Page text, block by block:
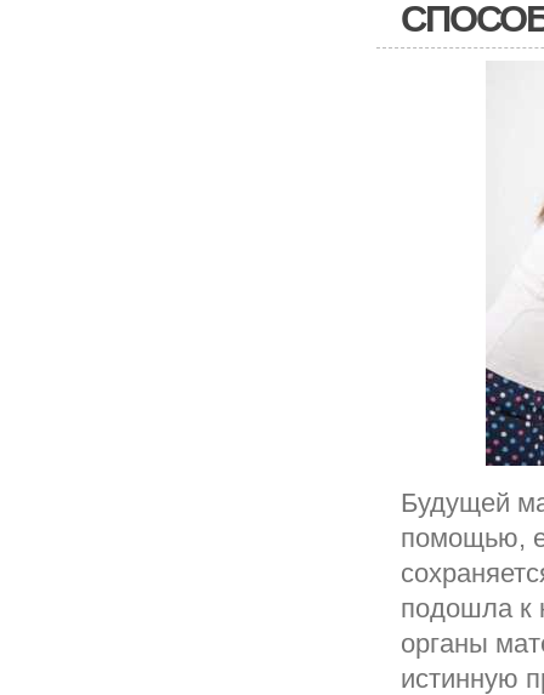
Будущей
помощью,
подошла к
органы
истинную